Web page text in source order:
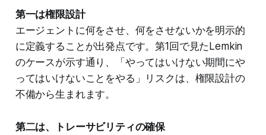
第一は権限設計
エージェントに何をさせ、何をさせないかを明示的
に定義することが出発点です。第1回で見たLemkin
のケースが示す通り、「やってはいけない期間にや
ってはいけないことをやる」リスクは、権限設計の
不備から生まれます。
第二は、トレーサビリティの確保